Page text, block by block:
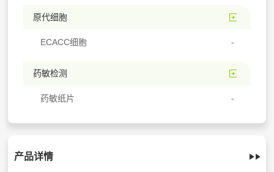
原代细胞
ECACC细胞
药敏检测
药敏纸片
产品详情